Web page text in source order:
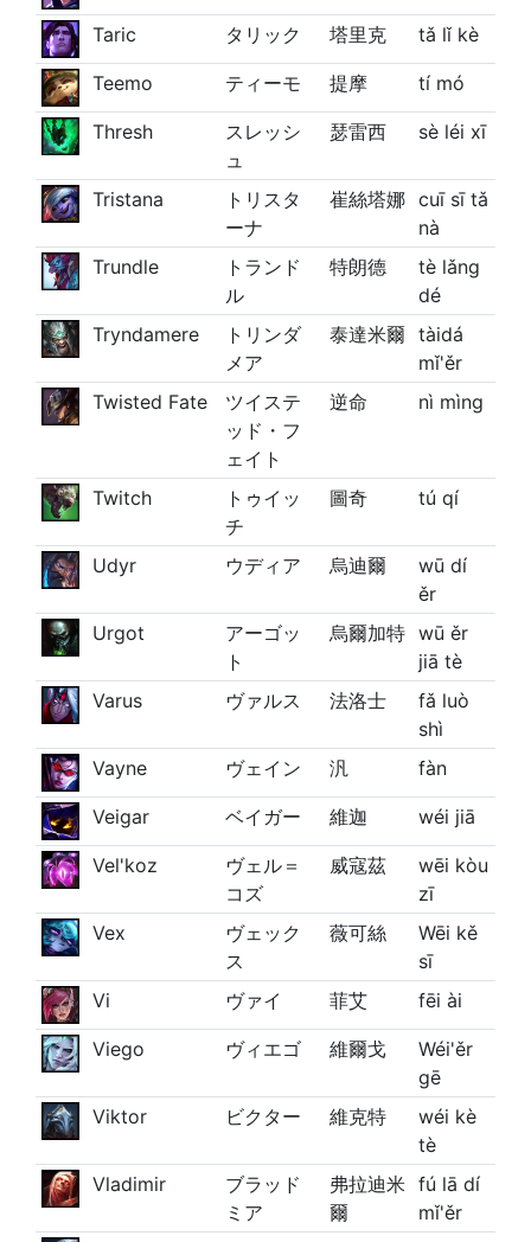
Taric タリック 塔里克 tǎ lǐ kè
Teemo ティーモ 提摩 tí mó
Thresh
スレッシ
ュ
瑟雷西 sè léi xī
Tristana
トリスタ
ーナ
崔絲塔娜 cuī sī tǎ
nà
Trundle
トランド
ル
特朗德
tè lǎng
dé
Tryndamere
トリンダ
メア
泰達米爾 tàidá
mǐ'ěr
Twisted Fate
ツイステ
ッド・フ
ェイト
逆命 nì mìng
Twitch
トゥイッ
チ
圖奇 tú qí
Udyr ウディア 烏迪爾
wū dí
ěr
Urgot
アーゴッ
ト
烏爾加特 wū ěr
jiā tè
Varus
ヴァルス 法洛士
fǎ luò
shì
Vayne
ヴェイン 汎 fàn
Veigar ベイガー 維迦 wéi jiā
Vel'koz
ヴェル＝
コズ
威寇茲
wēi kòu
zī
Vex
ヴェック
ス
薇可絲
Wēi kě
sī
Vi
ヴァイ 菲艾 fēi ài
Viego ヴィエゴ 維爾戈
Wéi'ěr
gē
Viktor
ビクター 維克特
wéi kè
tè
Vladimir
ブラッド
ミア
弗拉迪米
爾
fú lā dí
mǐ'ěr